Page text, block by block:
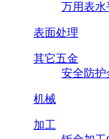
万用表水
表面处理
其它五金
安全防护
机械
加工